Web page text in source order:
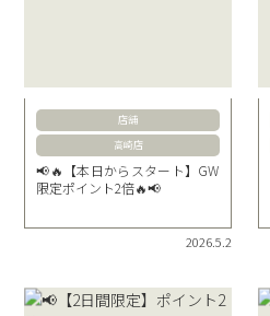
店舗
高崎店
📢🔥【本日からスタート】GW
限定ポイント2倍🔥📢
2026.5.2